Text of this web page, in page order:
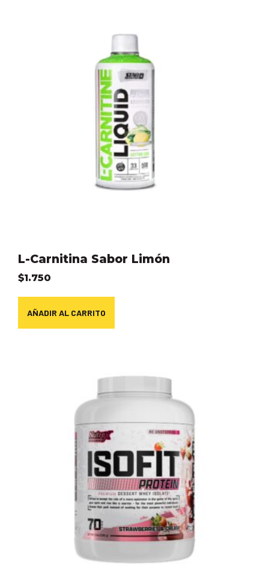
L-Carnitina Sabor Limón
$1.750
AÑADIR AL CARRITO